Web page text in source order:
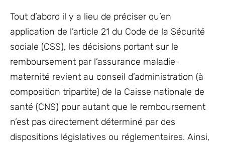
Tout d’abord il y a lieu de préciser qu’en
application de l’article 21 du Code de la Sécurité
sociale (CSS), les décisions portant sur le
remboursement par l’assurance maladie-
maternité revient au conseil d’administration (à
composition tripartite) de la Caisse nationale de
santé (CNS) pour autant que le remboursement
n’est pas directement déterminé par des
dispositions législatives ou réglementaires. Ainsi,